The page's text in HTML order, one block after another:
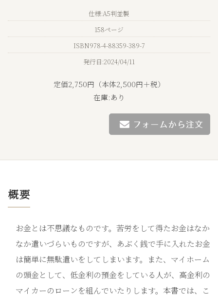
仕様:A5判並製
158ページ
ISBN978-4-88359-389-7
発行日:2024/04/11
定価2,750円（本体2,500円＋税）
在庫:あり
概要
お金とは不思議なものです。苦労をして得たお金はなか
なか遣いづらいものですが、あぶく銭で手に入れたお金
は簡単に無駄遣いをしてしまいます。また、マイホーム
の頭金として、低金利の預金をしている人が、高金利の
マイカーのローンを組んでいたりします。本書では、こ